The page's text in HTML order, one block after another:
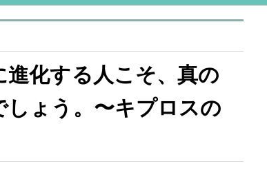
化する人こそ、真の
ょう。〜キプロスの